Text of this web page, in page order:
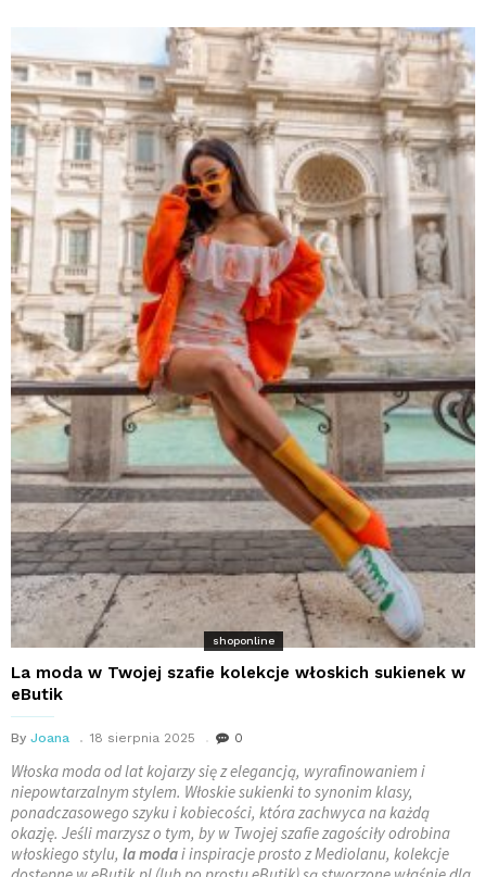
shoponline
La moda w Twojej szafie kolekcje włoskich sukienek w
eButik
By Joana 18 sierpnia 2025 0
Włoska moda od lat kojarzy się z elegancją, wyrafinowaniem i
niepowtarzalnym stylem. Włoskie sukienki to synonim klasy,
ponadczasowego szyku i kobiecości, która zachwyca na każdą
okazję. Jeśli marzysz o tym, by w Twojej szafie zagościły odrobina
włoskiego stylu, la modai inspiracje prosto z Mediolanu, kolekcje